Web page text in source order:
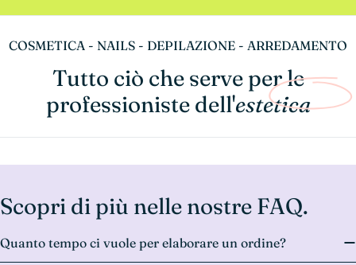
COSMETICA - NAILS - DEPILAZIONE - ARREDAMENTO
Tutto ciò che serve per le
professioniste dell'estetica
Scopri di più nelle nostre FAQ.
Quanto tempo ci vuole per elaborare un ordine?